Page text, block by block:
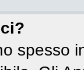
spesso